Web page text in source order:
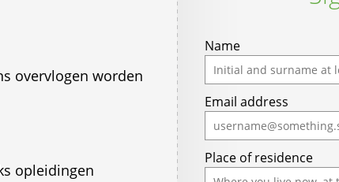
overvlogen worden
opleidingen
Name
Email address
Place of residence